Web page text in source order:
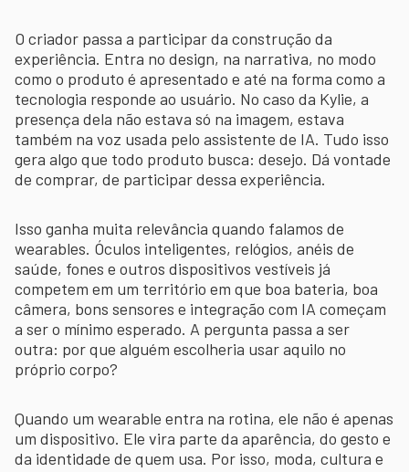
O criador passa a participar da construção da
experiência. Entra no design, na narrativa, no modo
como o produto é apresentado e até na forma como a
tecnologia responde ao usuário. No caso da Kylie, a
presença dela não estava só na imagem, estava
também na voz usada pelo assistente de IA. Tudo isso
gera algo que todo produto busca: desejo. Dá vontade
de comprar, de participar dessa experiência.
Isso ganha muita relevância quando falamos de
wearables. Óculos inteligentes, relógios, anéis de
saúde, fones e outros dispositivos vestíveis já
competem em um território em que boa bateria, boa
câmera, bons sensores e integração com IA começam
a ser o mínimo esperado. A pergunta passa a ser
outra: por que alguém escolheria usar aquilo no
próprio corpo?
Quando um wearable entra na rotina, ele não é apenas
um dispositivo. Ele vira parte da aparência, do gesto e
da identidade de quem usa. Por isso, moda, cultura e